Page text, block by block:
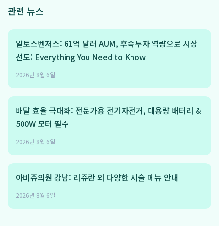
관련 뉴스
알토스벤처스: 61억 달러 AUM, 후속투자 역량으로 시장
선도: Everything You Need to Know
2026년 8월 6일
배달 효율 극대화: 전문가용 전기자전거, 대용량 배터리 &
500W 모터 필수
2026년 8월 6일
아비쥬의원 강남: 리쥬란 외 다양한 시술 메뉴 안내
2026년 8월 6일